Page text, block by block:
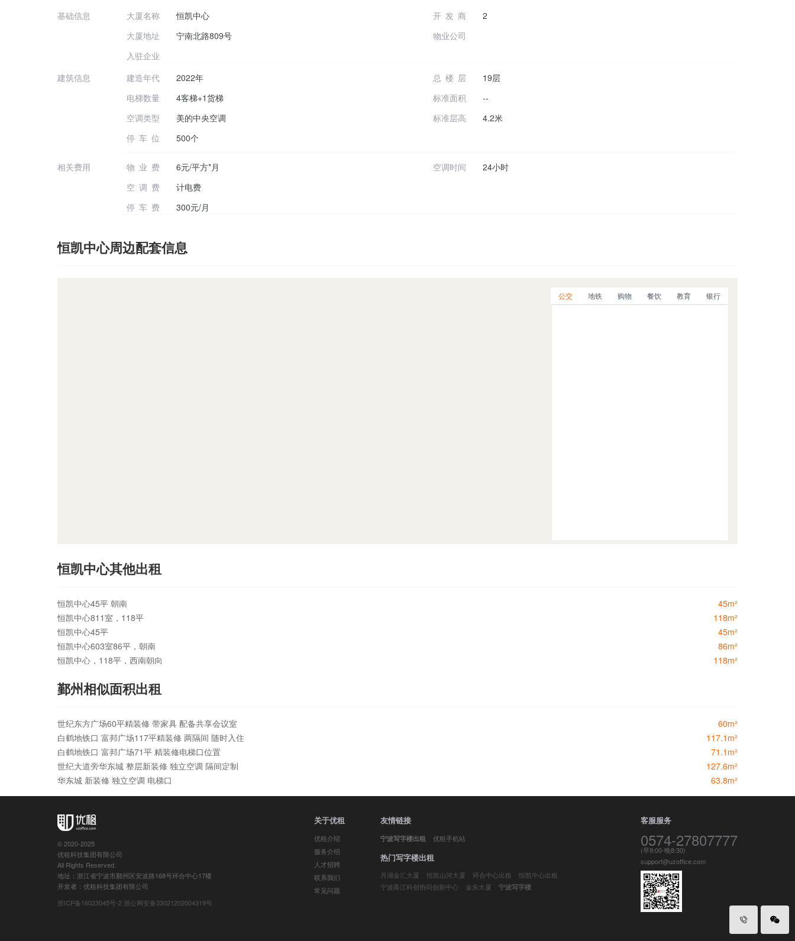
基础信息 大厦名称 恒凯中心 开发商
2
大厦地址
宁南北路809号
物业公司
入驻企业
建筑信息
建造年代 2022年 总楼层
19层
电梯数量
4客梯+1货梯 标准面积
--
空调类型
美的中央空调 标准层高
4.2米
停车位
500个
相关费用 物业费 6元/平方*月 空调时间
24小时
空调费
计电费
停车费
300元/月
恒凯中心周边配套信息
公交 地铁 购物 餐饮 教育 银行
恒凯中心其他出租
恒凯中心45平 朝南
45m²
恒凯中心811室，118平
118m²
恒凯中心45平
45m²
恒凯中心603室86平，朝南
86m²
恒凯中心，118平，西南朝向
118m²
鄞州相似面积出租
世纪东方广场60平精装修 带家具 配备共享会议室
60m²
白鹤地铁口 富邦广场117平精装修 两隔间 随时入住
117.1m²
白鹤地铁口 富邦广场71平 精装修电梯口位置
71.1m²
世纪大道旁华东城 整层新装修 独立空调 隔间定制
127.6m²
华东城 新装修 独立空调 电梯口
63.8m²
© 2020-2025
优租科技集团有限公司
All Rights Reserved.
地址：浙江省宁波市鄞州区安波路168号环合中心17楼
开发者：优租科技集团有限公司
浙ICP备16023045号-2浙公网安备33021202004319号
客服服务
0574-27807777
(早9:00-晚8:30)
support@uzoffice.com
友情链接
宁波写字楼出租 优租手机站
热门写字楼出租
月湖金汇大厦 恒凯山河大厦 环合中心出租
恒凯中心出租
宁波甬江科创协同创新中心
金东大厦 宁波写字楼
关于优租
优租介绍
服务介绍
人才招聘
联系我们
常见问题